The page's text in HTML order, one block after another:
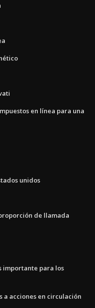
en línea para una
unidos
de llamada
importante para los
a acciones en circulación